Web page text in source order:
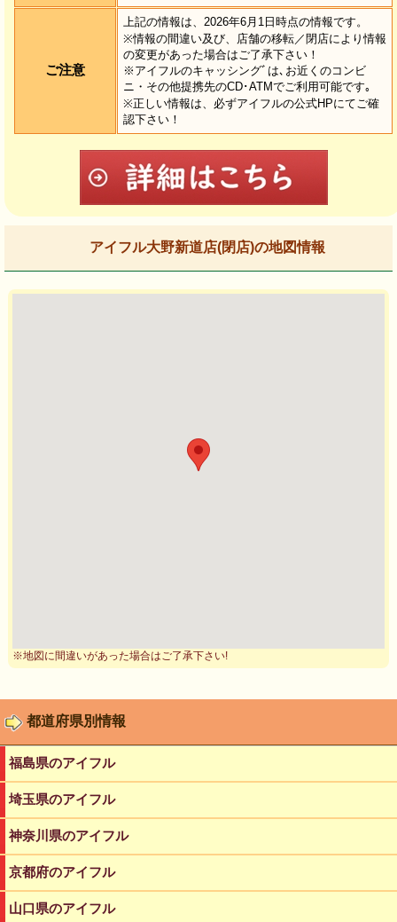
ご注意
上記の情報は、2026年6月1日時点の情報です。
※情報の間違い及び、店舗の移転／閉店により情報
の変更があった場合はご了承下さい！
※アイフルのキャッシングﾞは､お近くのコンビ
ニ・その他提携先のCD･ATMでご利用可能です｡
※正しい情報は、必ずアイフルの公式HPにてご確
認下さい！
アイフル大野新道店(閉店)の地図情報
※地図に間違いがあった場合はご了承下さい!
都道府県別情報
福島県のアイフル
埼玉県のアイフル
神奈川県のアイフル
京都府のアイフル
山口県のアイフル